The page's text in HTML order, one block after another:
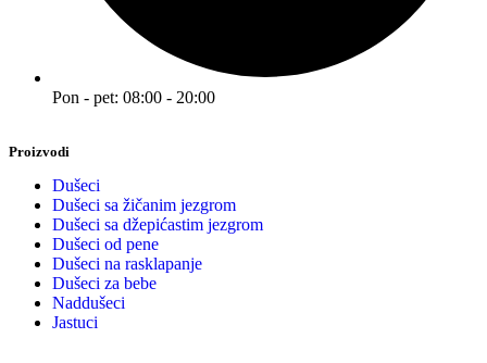
Pon - pet: 08:00 - 20:00
Proizvodi
Dušeci
Dušeci sa žičanim jezgrom
Dušeci sa džepićastim jezgrom
Dušeci od pene
Dušeci na rasklapanje
Dušeci za bebe
Naddušeci
Jastuci